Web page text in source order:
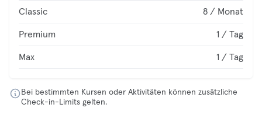
Classic 8 / Monat
Premium 1 / Tag
Max 1 / Tag
Bei bestimmten Kursen oder Aktivitäten können zusätzliche
Check-in-Limits gelten.